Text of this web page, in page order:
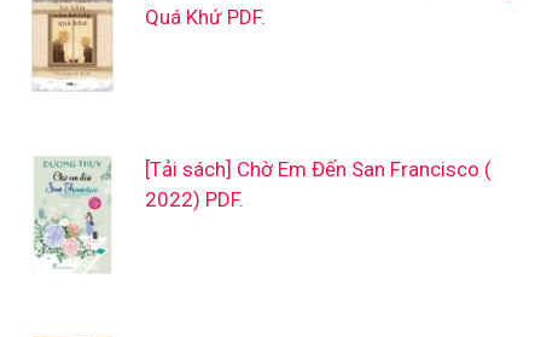
Quá Khứ PDF.
[Tải sách] Chờ Em Đến San Francisco (
2022) PDF.